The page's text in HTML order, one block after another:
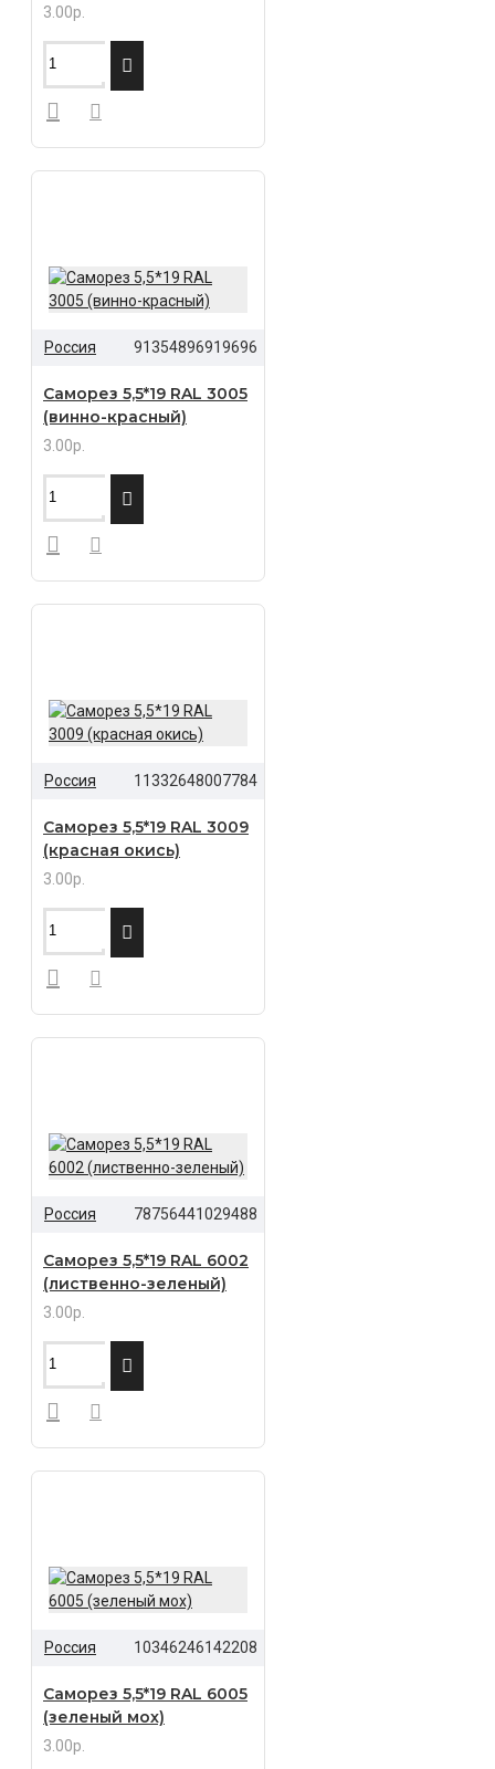
3.00р.
Россия 91354896919696
Саморез 5,5*19 RAL 3005
(винно-красный)
3.00р.
Россия 11332648007784
Саморез 5,5*19 RAL 3009
(красная окись)
3.00р.
Россия 78756441029488
Саморез 5,5*19 RAL 6002
(лиственно-зеленый)
3.00р.
Россия 10346246142208
Саморез 5,5*19 RAL 6005
(зеленый мох)
3.00р.